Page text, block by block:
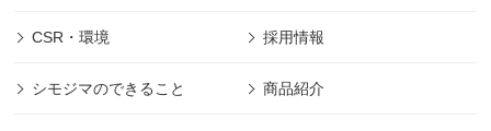
CSR・環境 採用情報
シモジマのできること 商品紹介